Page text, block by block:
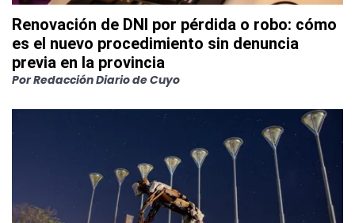
Renovación de DNI por pérdida o robo: cómo
es el nuevo procedimiento sin denuncia
previa en la provincia
PorRedacción Diario de Cuyo